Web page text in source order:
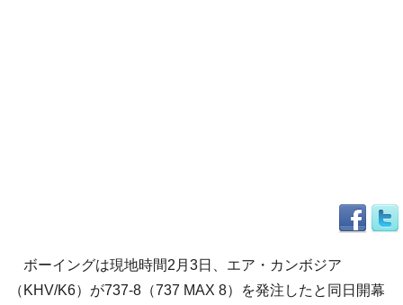
ボーイングは現地時間2月3日、エア・カンボジア
（KHV/K6）が737-8（737 MAX 8）を発注したと同日開幕